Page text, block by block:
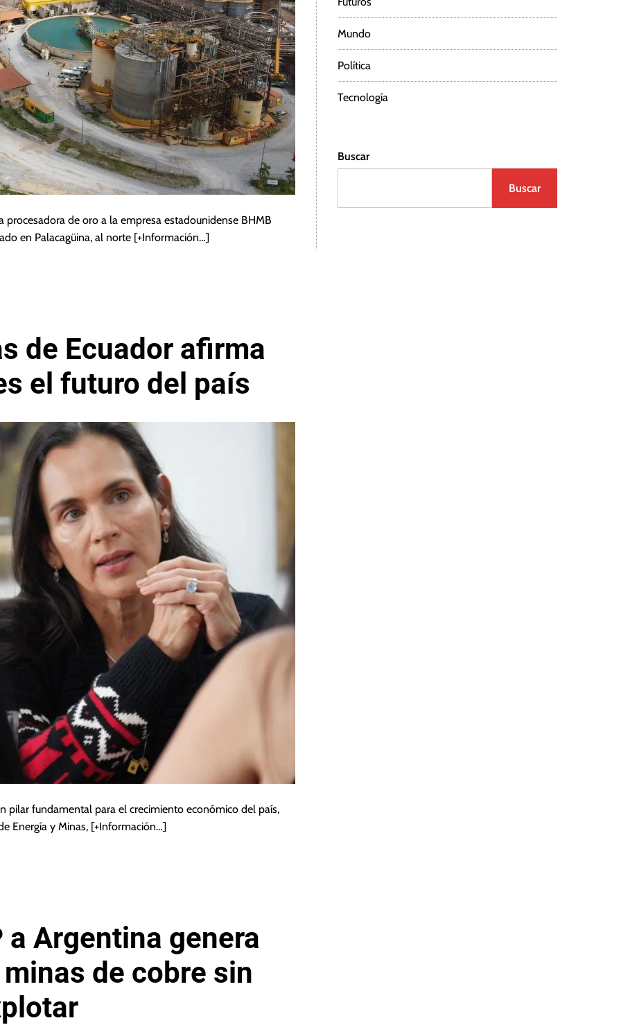
de oro a la empresa estadounidense BHMB
en Palacagüina, al norte [+Información…]
de Ecuador afirma
el futuro del país
pilar fundamental para el crecimiento económico del país,
Energía y Minas, [+Información…]
a Argentina genera
de cobre sin
Mundo
Política
Tecnología
Buscar
Buscar